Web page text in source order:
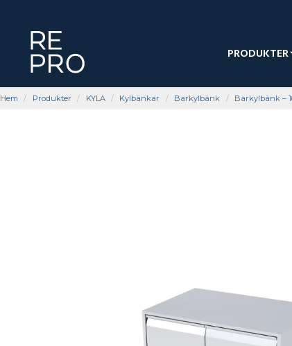
PRODUKTER
Hem Produkter KYLA Kylbänkar Barkylbänk Barkylbänk –